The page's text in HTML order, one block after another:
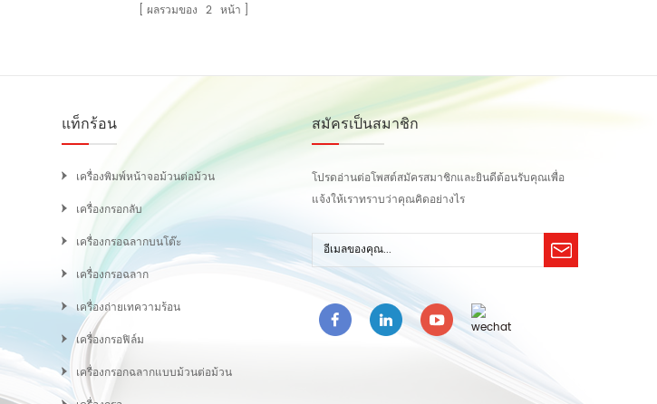
ผลรวมของ 2 หน้า
แท็กร้อน
เครื่องพิมพ์หน้าจอม้วนต่อม้วน
เครื่องกรอกลับ
เครื่องกรอฉลากบนโต๊ะ
เครื่องกรอฉลาก
เครื่องถ่ายเทความร้อน
เครื่องกรอฟิล์ม
เครื่องกรอกฉลากแบบม้วนต่อม้วน
สมัครเป็นสมาชิก
โปรดอ่านต่อโพสต์สมัครสมาชิกและยินดีต้อนรับคุณเพื่อ
แจ้งให้เราทราบว่าคุณคิดอย่างไร